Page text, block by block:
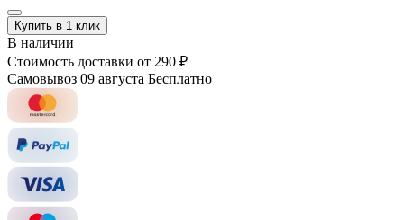
Купить в 1 клик
В наличии
Стоимость доставки от 290 ₽
Самовывоз 09 августа Бесплатно